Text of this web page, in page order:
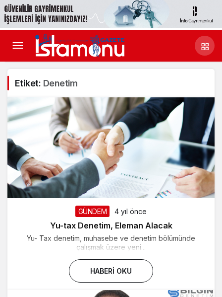
Etiket: Denetim
GÜNDEM 4 yıl önce
Yu-tax Denetim, Eleman Alacak
Yu- Tax denetim, muhasebe ve denetim bölümünde
çalışmak üzere yeni...
HABERI OKU